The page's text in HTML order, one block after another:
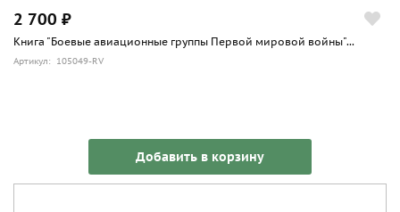
2 700 ₽
Книга "Боевые авиационные группы Первой мировой войны"...
Артикул: 105049-RV
Добавить в корзину